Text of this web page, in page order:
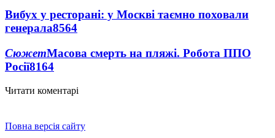
Вибух у ресторані: у Москві таємно поховали
генерала8564
СюжетМасова смерть на пляжі. Робота ППО
Росії8164
Читати коментарі
Повна версія сайту